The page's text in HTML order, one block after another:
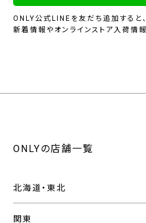
ONLY公式LINEを友だち追加すると、
新着情報やオンラインストア入荷情
ONLYの店舗一覧
北海道・東北
関東